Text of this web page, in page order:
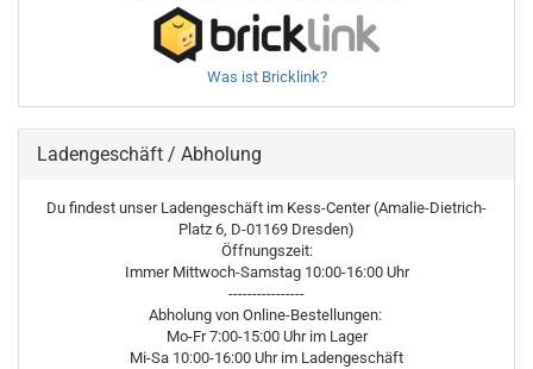
Was ist Bricklink?
Ladengeschäft / Abholung
Du findest unser Ladengeschäft im Kess-Center (Amalie-Dietrich-
Platz 6, D-01169 Dresden)
Öffnungszeit:
Immer Mittwoch-Samstag 10:00-16:00 Uhr
----------------
Abholung von Online-Bestellungen:
Mo-Fr 7:00-15:00 Uhr im Lager
Mi-Sa 10:00-16:00 Uhr im Ladengeschäft